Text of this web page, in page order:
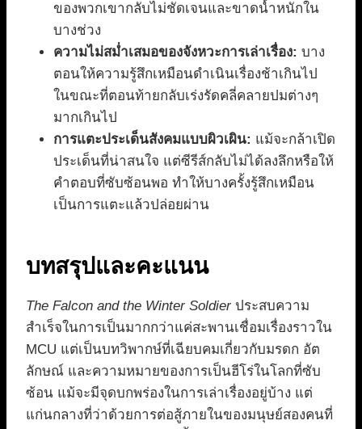
ของพวกเขากลับไม่ชัดเจนและขาดน้ำหนักใน
บางช่วง
ความไม่สม่ำเสมอของจังหวะการเล่าเรื่อง: บาง
ตอนให้ความรู้สึกเหมือนดำเนินเรื่องช้าเกินไป
ในขณะที่ตอนท้ายกลับเร่งรัดคลี่คลายปมต่างๆ
มากเกินไป
การแตะประเด็นสังคมแบบผิวเผิน: แม้จะกล้าเปิด
ประเด็นที่น่าสนใจ แต่ซีรีส์กลับไม่ได้ลงลึกหรือให้
คำตอบที่ซับซ้อนพอ ทำให้บางครั้งรู้สึกเหมือน
เป็นการแตะแล้วปล่อยผ่าน
บทสรุปและคะแนน
The Falcon and the Winter Soldierประสบความ
สำเร็จในการเป็นมากกว่าแค่สะพานเชื่อมเรื่องราวใน
MCU แต่เป็นบทวิพากษ์ที่เฉียบคมเกี่ยวกับมรดก อัต
ลักษณ์ และความหมายของการเป็นฮีโร่ในโลกที่ซับ
ซ้อน แม้จะมีจุดบกพร่องในการเล่าเรื่องอยู่บ้าง แต่
แก่นกลางที่ว่าด้วยการต่อสู้ภายในของมนุษย์สองคนที่